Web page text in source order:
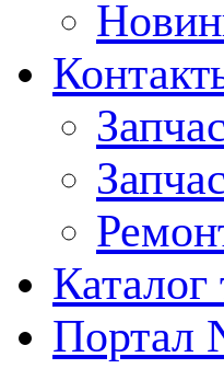
Каталог
Портал